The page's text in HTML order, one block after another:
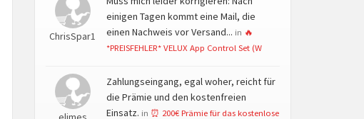
ChrisSpar1
einigen Tagen kommt eine Mail, die
einen Nachweis vor Versand... in 🔥
*PREISFEHLER* VELUX App Control Set (W
Zahlungseingang, egal woher, reicht für
die Prämie und den kostenfreien
Einsatz. in ⏰ 200€ Prämie für das kostenlose